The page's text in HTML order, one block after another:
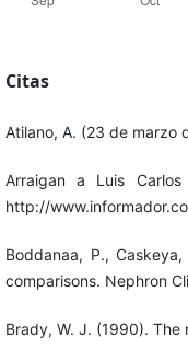
Citas
Atilano, A. (23 de marzo
Arraigan a Luis
http://
Boddanaa, P.,
comparisons. Nephron
Brady, W. J. (1990).